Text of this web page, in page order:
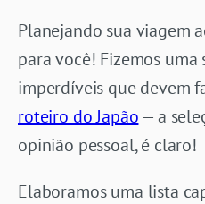
Planejando sua viagem
para você! Fizemos uma
imperdíveis que devem
roteiro do Japão— a
opinião pessoal, é claro!
Elaboramos uma lista